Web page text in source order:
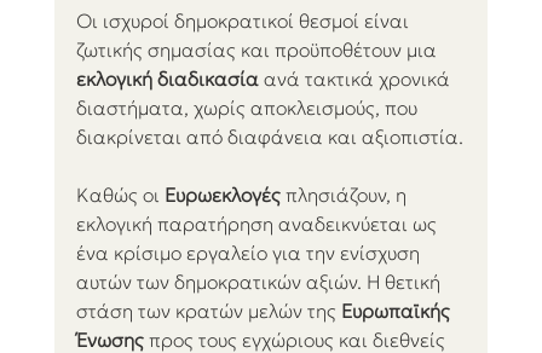
Οι ισχυροί δημοκρατικοί θεσμοί είναι
ζωτικής σημασίας και προϋποθέτουν μια
εκλογική διαδικασία ανά τακτικά χρονικά
διαστήματα, χωρίς αποκλεισμούς, που
διακρίνεται από διαφάνεια και αξιοπιστία.
Καθώς οι Ευρωεκλογές πλησιάζουν, η
εκλογική παρατήρηση αναδεικνύεται ως
ένα κρίσιμο εργαλείο για την ενίσχυση
αυτών των δημοκρατικών αξιών. Η θετική
στάση των κρατών μελών της Ευρωπαϊκής
Ένωσης προς τους εγχώριους και διεθνείς